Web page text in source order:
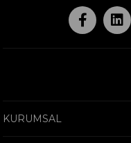
KURUMSAL